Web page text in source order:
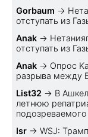
Gorbaum →
отступать из
Anak →
отступать из
Anak → Опрос
разрыва между
List32 → В
летнюю
подозреваемого
Isr → WSJ: